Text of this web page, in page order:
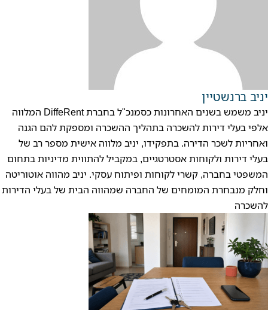
יניב ברנשטיין
יניב משמש בשנים האחרונות כסמנכ"ל בחברת DiffeRent המלווה
אלפי בעלי דירות להשכרה בתהליך ההשכרה ומספקת להם הגנה
ואחריות לשכר הדירה. בתפקידו, יניב מלווה אישית מספר רב של
בעלי דירות ולקוחות אסטרטגיים, במקביל להתווית מדיניות בתחום
המשפטי בחברה, קשרי לקוחות ופיתוח עסקי. יניב מהווה אוטוריטה
וחלק מנבחרת המומחים של החברה שמהווה הבית של בעלי הדירות
להשכרה